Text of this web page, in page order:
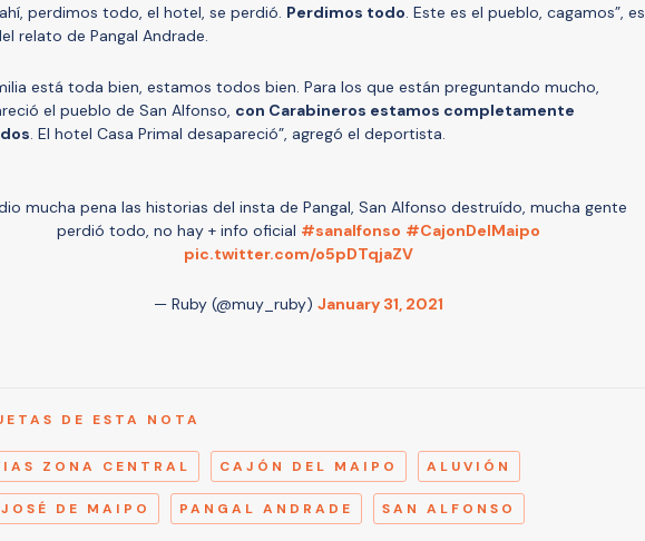
perdimos todo, el hotel, se perdió. Perdimos todo. Este es el pueblo, cagamos”, es
relato de Pangal Andrade.
está toda bien, estamos todos bien. Para los que están preguntando mucho,
el pueblo de San Alfonso, con Carabineros estamos completamente
. El hotel Casa Primal desapareció”, agregó el deportista.
mucha pena las historias del insta de Pangal, San Alfonso destruído, mucha gente
perdió todo, no hay + info oficial #sanalfonso #CajonDelMaipo
pic.twitter.com/o5pDTqjaZV
— Ruby (@muy_ruby) January 31, 2021
DE ESTA NOTA
ZONA CENTRAL CAJÓN DEL MAIPO ALUVIÓN
DE MAIPO PANGAL ANDRADE SAN ALFONSO